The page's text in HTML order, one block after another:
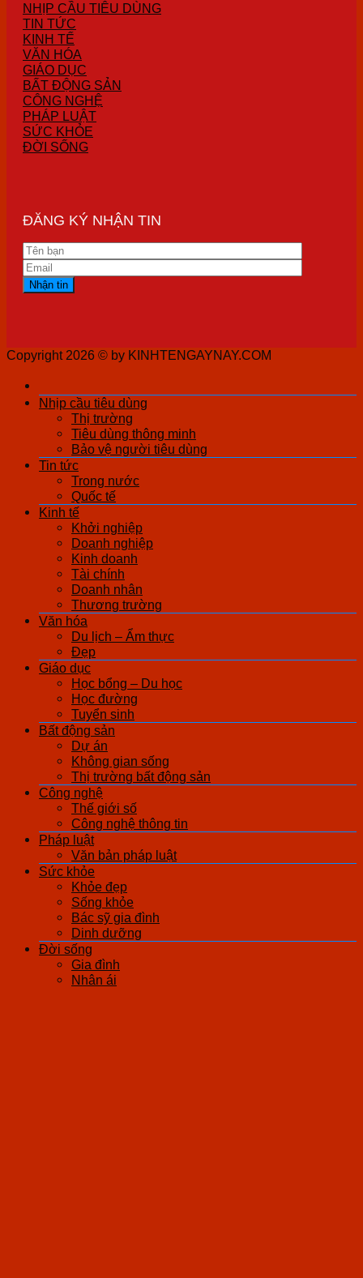
NHỊP CẦU TIÊU DÙNG
TIN TỨC
KINH TẾ
VĂN HÓA
GIÁO DỤC
BẤT ĐỘNG SẢN
CÔNG NGHỆ
PHÁP LUẬT
SỨC KHỎE
ĐỜI SỐNG
ĐĂNG KÝ NHẬN TIN
Copyright 2026 © by KINHTENGAYNAY.COM
Nhịp cầu tiêu dùng
Thị trường
Tiêu dùng thông minh
Bảo vệ người tiêu dùng
Tin tức
Trong nước
Quốc tế
Kinh tế
Khởi nghiệp
Doanh nghiệp
Kinh doanh
Tài chính
Doanh nhân
Thương trường
Văn hóa
Du lịch – Ẩm thực
Đẹp
Giáo dục
Học bổng – Du học
Học đường
Tuyển sinh
Bất động sản
Dự án
Không gian sống
Thị trường bất động sản
Công nghệ
Thế giới số
Công nghệ thông tin
Pháp luật
Văn bản pháp luật
Sức khỏe
Khỏe đẹp
Sống khỏe
Bác sỹ gia đình
Dinh dưỡng
Đời sống
Gia đình
Nhân ái